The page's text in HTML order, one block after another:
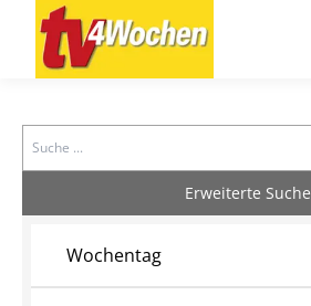
Search
Erweiterte Suche
Wochentag